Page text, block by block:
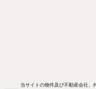
当サイトの物件及び不動産会社、